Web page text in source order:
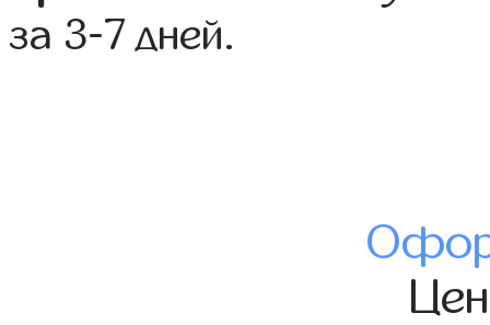
за 3-7 дней.